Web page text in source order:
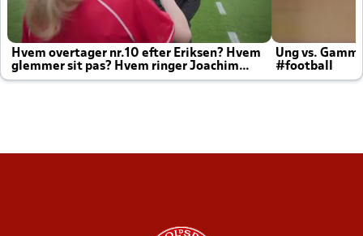
Hvem overtager nr.10 efter Eriksen? Hvem
glemmer sit pas? Hvem ringer Joachim
altid til efter kampe?
Ung vs.
#football